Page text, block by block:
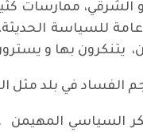
و الشرقي، ممارسات
للسياسة
يتنكرون بها و
في بلد مثل
السياسي